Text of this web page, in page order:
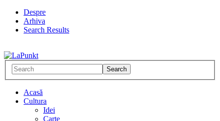
Despre
Arhiva
Search Results
Acasă
Cultura
Idei
Carte